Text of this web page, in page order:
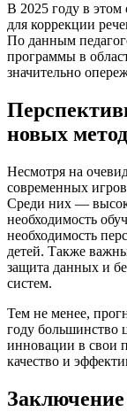
В 2025 году в
для коррекции
По данным
программы в
значительно
новых
Несмотря на
современных
Среди них —
необходимость
необходимость
детей. Также
защита данных и
систем.
Тем не менее,
году большинство
инновации в свои
качество и
Заключение